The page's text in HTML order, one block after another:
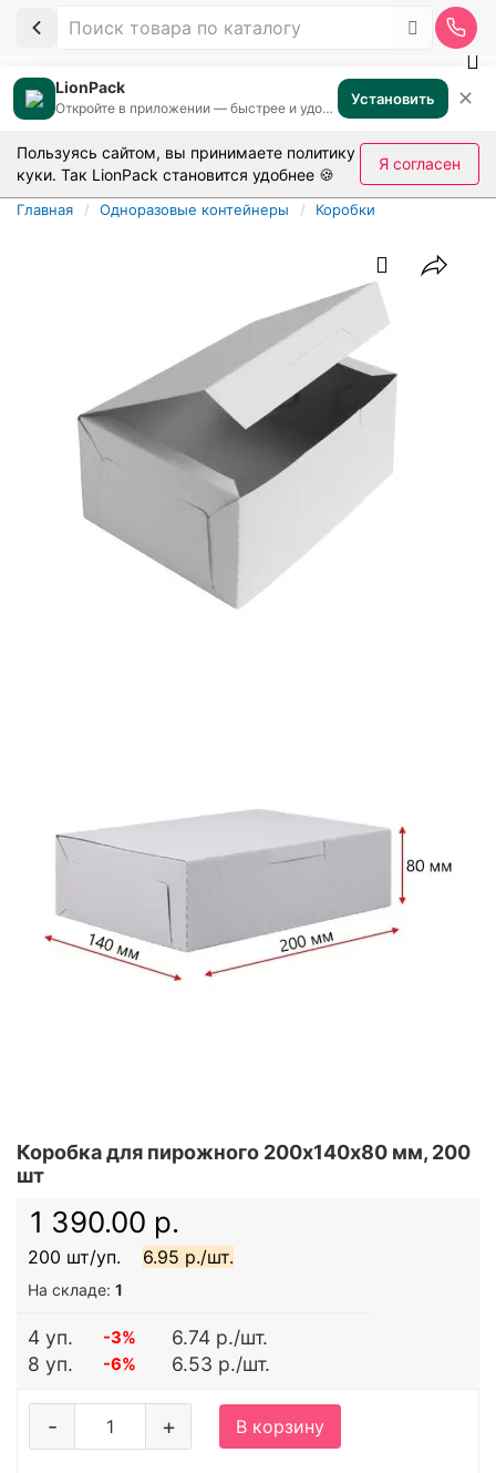
LionPack
Откройте в приложении — быстрее и удобнее Установить ✕
Пользуясь сайтом, вы принимаете политику
куки. Так LionPack становится удобнее 🍪
Я согласен
Главная Одноразовые контейнеры Коробки
Коробка для пирожного 200х140х80 мм, 200
шт
1 390.00 р.
200 шт/уп. 6.95 р./шт.
На складе: 1
4 уп. -3%
6.74 р./шт.
8 уп.
-6% 6.53 р./шт.
+
- В корзину